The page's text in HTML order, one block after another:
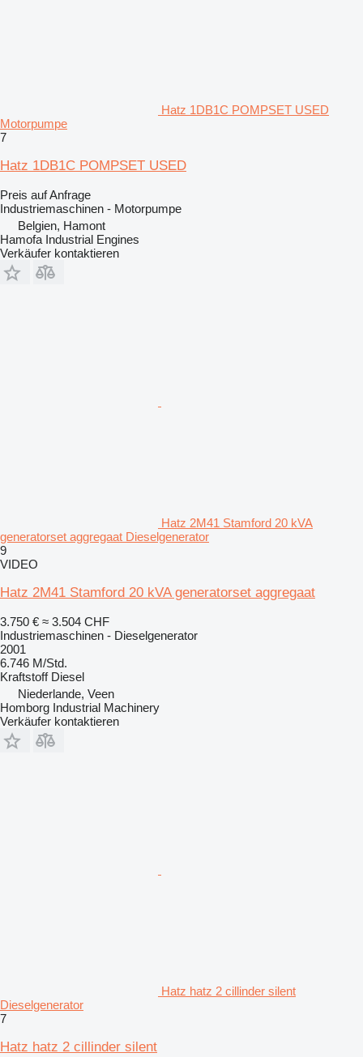
Hatz 1DB1C POMPSET USED
Motorpumpe
7
Hatz 1DB1C POMPSET USED
Preis auf Anfrage
Industriemaschinen - Motorpumpe
Belgien, Hamont
Hamofa Industrial Engines
Verkäufer kontaktieren
Hatz 2M41 Stamford 20 kVA
generatorset aggregaat Dieselgenerator
9
VIDEO
Hatz 2M41 Stamford 20 kVA generatorset aggregaat
3.750 € ≈ 3.504 CHF
Industriemaschinen - Dieselgenerator
2001
6.746 M/Std.
Kraftstoff Diesel
Niederlande, Veen
Homborg Industrial Machinery
Verkäufer kontaktieren
Hatz hatz 2 cillinder silent
Dieselgenerator
7
Hatz hatz 2 cillinder silent